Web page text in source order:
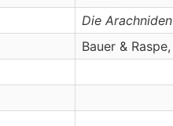
Die
Bauer &